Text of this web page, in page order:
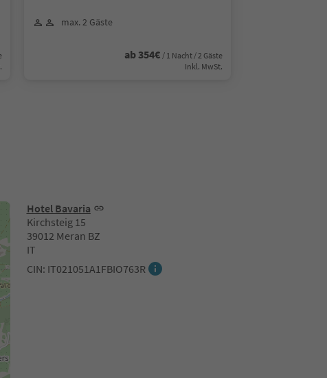
max. 2 Gäste
ab 354€ / 1 Nacht / 2 Gäste
Inkl. MwSt.
Hotel Bavaria
Kirchsteig 15
39012 Meran BZ
IT
CIN: IT021051A1FBIO763R